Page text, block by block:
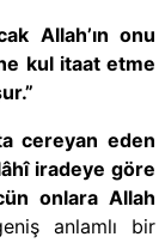
Allah’ın onu
kul itaat etme
cereyan eden
iradeye göre
onlara Allah
anlamlı bir